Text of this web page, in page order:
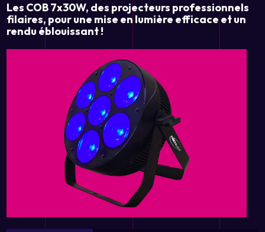
Les COB 7x30W, des projecteurs professionnels
filaires, pour une mise en lumière efficace et un
rendu éblouissant !